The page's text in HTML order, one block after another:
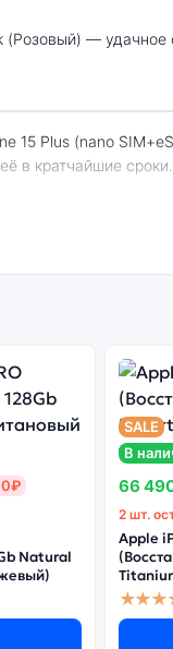
в кратчайшие
Natural
SALE
В
66
2 шт.
Apple